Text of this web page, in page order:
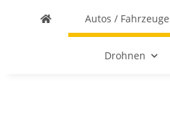
Autos / Fahrzeuge
Drohnen